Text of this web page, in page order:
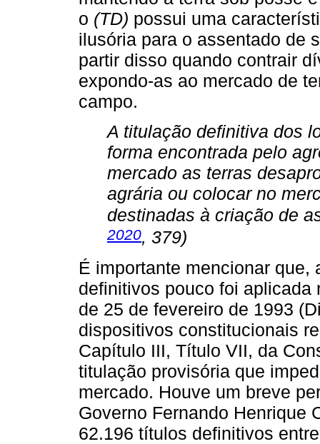
o (TD) possui uma
ilusória para o assentado de
partir disso quando contrair
expondo-as ao mercado de
campo.
A titulação definitiva dos
forma encontrada pelo
mercado as terras
agrária ou colocar no
destinadas à criação de
2020, 379)
É importante mencionar
definitivos pouco foi aplicada
de 25 de fevereiro de 1993
dispositivos constitucionais
Capítulo III, Título VII, da
titulação provisória que
mercado. Houve um breve
Governo Fernando Henrique
62.196 títulos definitivos